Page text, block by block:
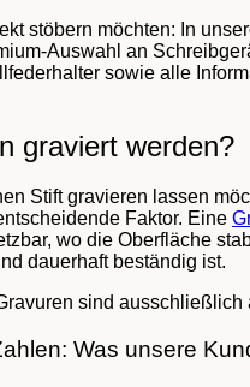
stöbern möchten: In
Auswahl an
sowie alle
graviert werden?
Stift gravieren lassen
Faktor. Eine
wo die Oberfläche
dauerhaft beständig ist.
sind ausschließlich
Was unsere